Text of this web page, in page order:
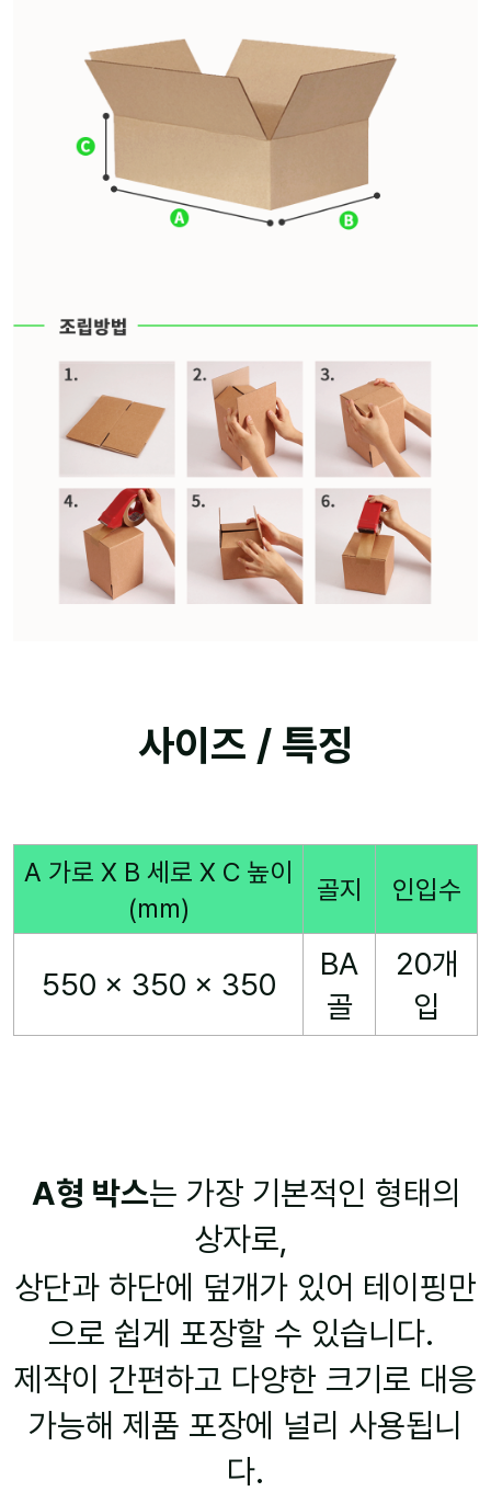
사이즈 / 특징
A 가로 X B 세로 X C 높이
(mm)
골지 인입수
550 x 350 x 350
BA
골
20개
입
A형 박스는 가장 기본적인 형태의
상자로,
상단과 하단에 덮개가 있어 테이핑만
으로 쉽게 포장할 수 있습니다.
제작이 간편하고 다양한 크기로 대응
가능해 제품 포장에 널리 사용됩니
다.